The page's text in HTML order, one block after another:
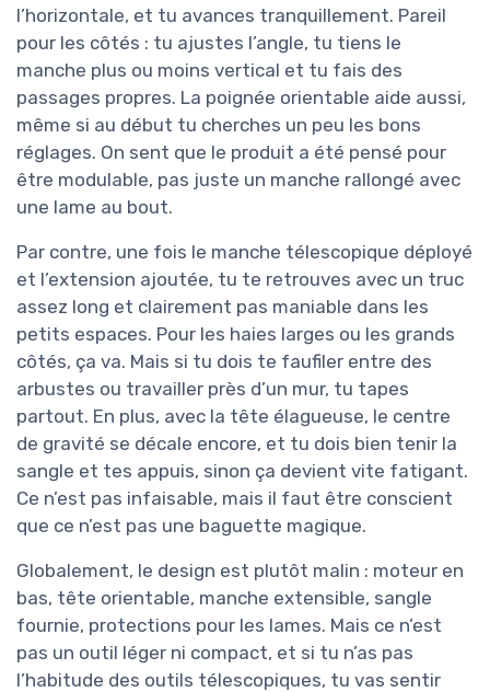
l’horizontale, et tu avances tranquillement. Pareil
pour les côtés : tu ajustes l’angle, tu tiens le
manche plus ou moins vertical et tu fais des
passages propres. La poignée orientable aide aussi,
même si au début tu cherches un peu les bons
réglages. On sent que le produit a été pensé pour
être modulable, pas juste un manche rallongé avec
une lame au bout.
Par contre, une fois le manche télescopique déployé
et l’extension ajoutée, tu te retrouves avec un truc
assez long et clairement pas maniable dans les
petits espaces. Pour les haies larges ou les grands
côtés, ça va. Mais si tu dois te faufiler entre des
arbustes ou travailler près d’un mur, tu tapes
partout. En plus, avec la tête élagueuse, le centre
de gravité se décale encore, et tu dois bien tenir la
sangle et tes appuis, sinon ça devient vite fatigant.
Ce n’est pas infaisable, mais il faut être conscient
que ce n’est pas une baguette magique.
Globalement, le design est plutôt malin : moteur en
bas, tête orientable, manche extensible, sangle
fournie, protections pour les lames. Mais ce n’est
pas un outil léger ni compact, et si tu n’as pas
l’habitude des outils télescopiques, tu vas sentir